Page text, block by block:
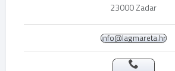
23000 Zadar
info@lagmareta.hr